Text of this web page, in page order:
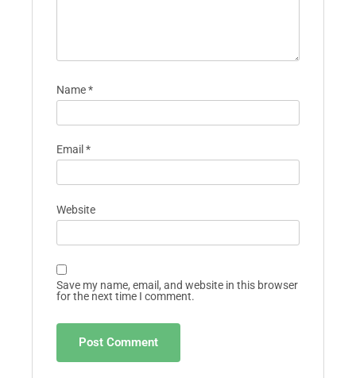
Name*
Email *
Website
Save my name, email, and website in this browser
for the next time I comment.